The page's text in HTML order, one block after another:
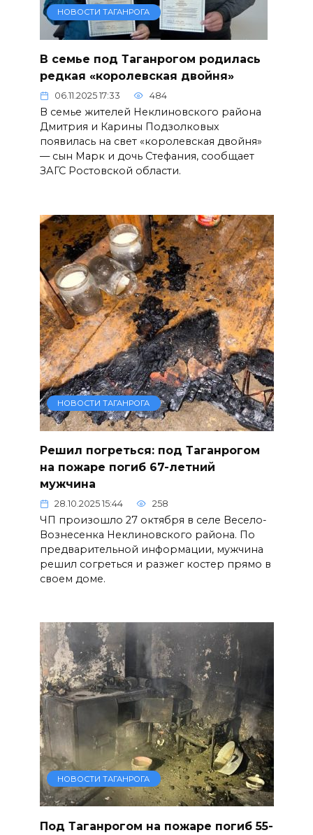
НОВОСТИ ТАГАНРОГА
В семье под Таганрогом родилась
редкая «королевская двойня»
06.11.2025 17:33 484
В семье жителей Неклиновского района
Дмитрия и Карины Подзолковых
появилась на свет «королевская двойня»
— сын Марк и дочь Стефания, сообщает
ЗАГС Ростовской области.
НОВОСТИ ТАГАНРОГА
Решил погреться: под Таганрогом
на пожаре погиб 67-летний
мужчина
28.10.2025 15:44 258
ЧП произошло 27 октября в селе Весело-
Вознесенка Неклиновского района. По
предварительной информации, мужчина
решил согреться и разжег костер прямо в
своем доме.
НОВОСТИ ТАГАНРОГА
Под Таганрогом на пожаре погиб 55-